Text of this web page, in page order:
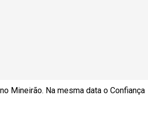
Mineirão. Na mesma data o Confiança